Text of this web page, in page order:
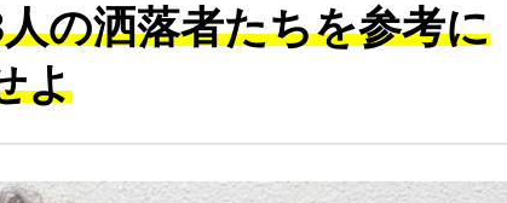
の洒落者たちを参考に
よ